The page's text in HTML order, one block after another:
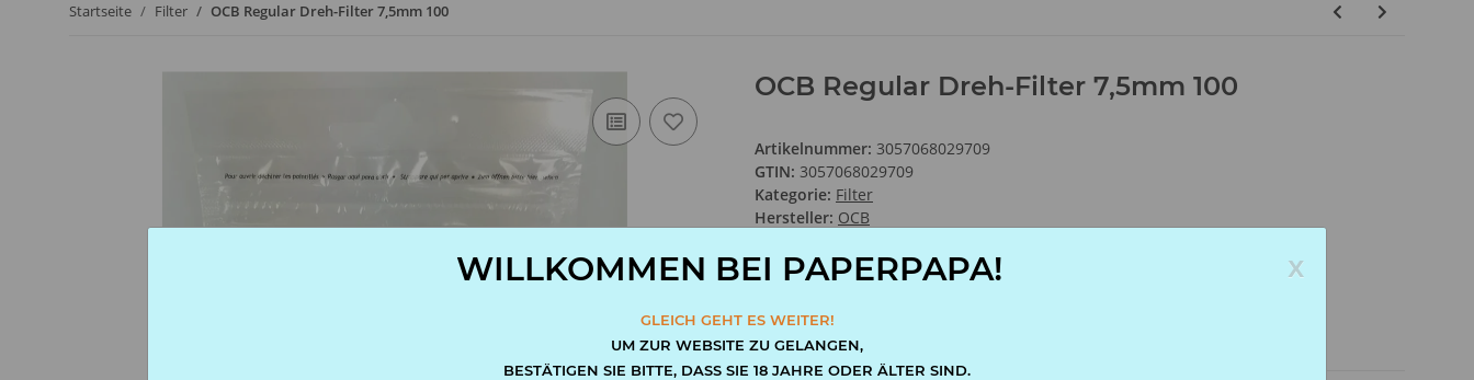
Startseite Filter OCB Regular Dreh-Filter 7,5mm 100
OCB Regular Dreh-Filter 7,5mm 100
Artikelnummer: 3057068029709
GTIN: 3057068029709
Kategorie: Filter
Hersteller: OCB
1,80 € x
WILLKOMMEN BEI PAPERPAPA!
GLEICH GEHT ES WEITER!
UM ZUR WEBSITE ZU GELANGEN,
BESTÄTIGEN SIE BITTE, DASS SIE 18 JAHRE ODER ÄLTER SIND.